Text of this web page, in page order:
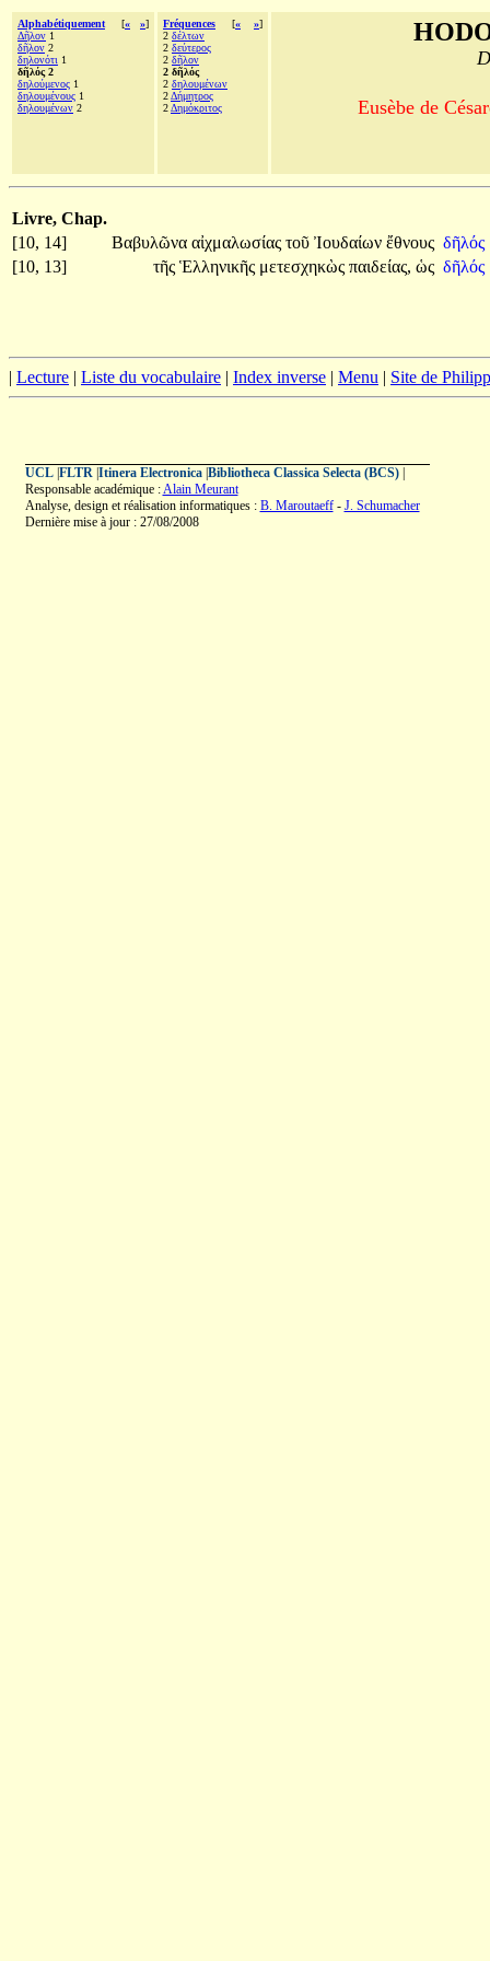
Alphabétiquement [« »]
Δῆλον 1
δῆλον 2
δηλονότι 1
δῆλός 2
δηλούμενος 1
δηλουμένους 1
δηλουμένων 2
Fréquences [« »]
2 δέλτων
2 δεύτερος
2 δῆλον
2 δῆλός
2 δηλουμένων
2Δήμητρος
2Δημόκριτος Eusèbe de
Livre, Chap.
[10, 14]
Βαβυλῶνα αἰχμαλωσίας τοῦ Ἰουδαίων ἔθνους δῆλός
[10, 13]
τῆς Ἑλληνικῆς μετεσχηκὼς παιδείας, ὡς δῆλός
| Lecture | Liste du vocabulaire | Index inverse | Menu | Site de
UCL| FLTR| Itinera Electronica| Bibliotheca Classica Selecta (BCS)|
Responsable académique :Alain Meurant
Analyse, design et réalisation informatiques : B. Maroutaeff- J. Schumacher
Dernière mise à jour : 27/08/2008